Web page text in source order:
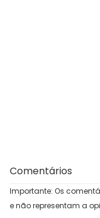
Comentários
Importante: Os
e não representam a